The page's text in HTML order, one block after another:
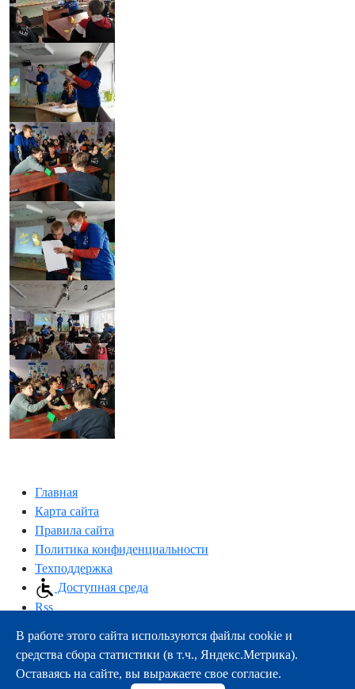
Главная
Карта сайта
Правила сайта
Политика конфиденциальности
Техподдержка
Доступная среда
Rss
163000, г.Архангельск, пр-т Троицкий, 51
тел.:+7 (8182) 21-11-63
e-mail:info@nsmu.ru
В работе этого сайта используются файлы cookie и
средства сбора статистики (в т.ч., Яндекс.Метрика).
Оставаясь на сайте, вы выражаете свое согласие.